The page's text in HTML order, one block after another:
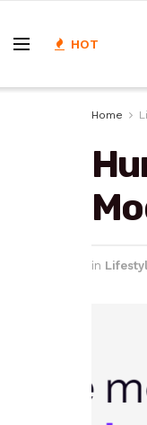
HOT
Home
in